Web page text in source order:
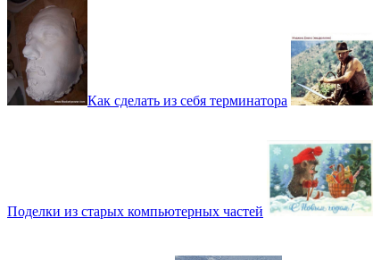
Как сделать из себя терминатора
Поделки из старых компьютерных частей